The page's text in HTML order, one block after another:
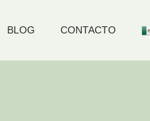
BLOG CONTACTO